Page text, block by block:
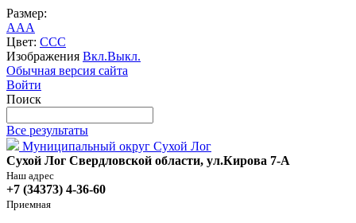
Размер:
AAA
Цвет: CCC
Изображения Вкл.Выкл.
Обычная версия сайта
Войти
Поиск
Все результаты
Муниципальный округ Сухой Лог
Сухой Лог Свердловской области, ул.Кирова 7-А
Наш адрес
+7 (34373) 4-36-60
Приемная